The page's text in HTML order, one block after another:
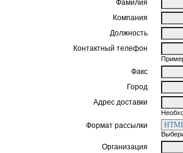
Фамилия
Компания
Должность
Контактный телефон
Факс
Город
Адрес доставки
Формат рассылки
Организация